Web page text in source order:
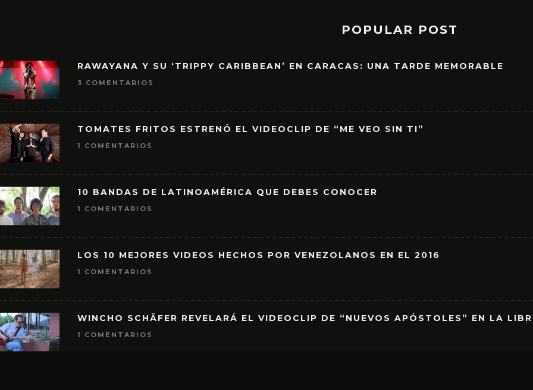
POPULAR POST
RAWAYANA Y SU ‘TRIPPY CARIBBEAN’ EN CARACAS: UNA TARDE MEMORABLE
3 COMENTARIOS
TOMATES FRITOS ESTRENÓ EL VIDEOCLIP DE “ME VEO SIN TI”
1 COMENTARIOS
10 BANDAS DE LATINOAMÉRICA QUE DEBES CONOCER
1 COMENTARIOS
LOS 10 MEJORES VIDEOS HECHOS POR VENEZOLANOS EN EL 2016
1 COMENTARIOS
WINCHO SCHÄFER REVELARÁ EL VIDEOCLIP DE “NUEVOS APÓSTOLES” EN LA
1 COMENTARIOS